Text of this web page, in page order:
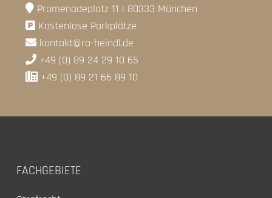
Promenadeplatz 11 | 80333 München
Kostenlose Parkplätze
kontakt@ra-heindl.de
+49 (0) 89 24 29 10 65
+49 (0) 89 21 66 89 10
FACHGEBIETE